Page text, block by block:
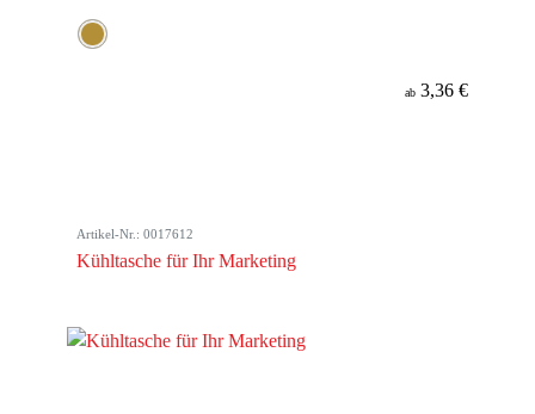
ab 3,36 €
Artikel-Nr.: 0017612
Kühltasche für Ihr Marketing